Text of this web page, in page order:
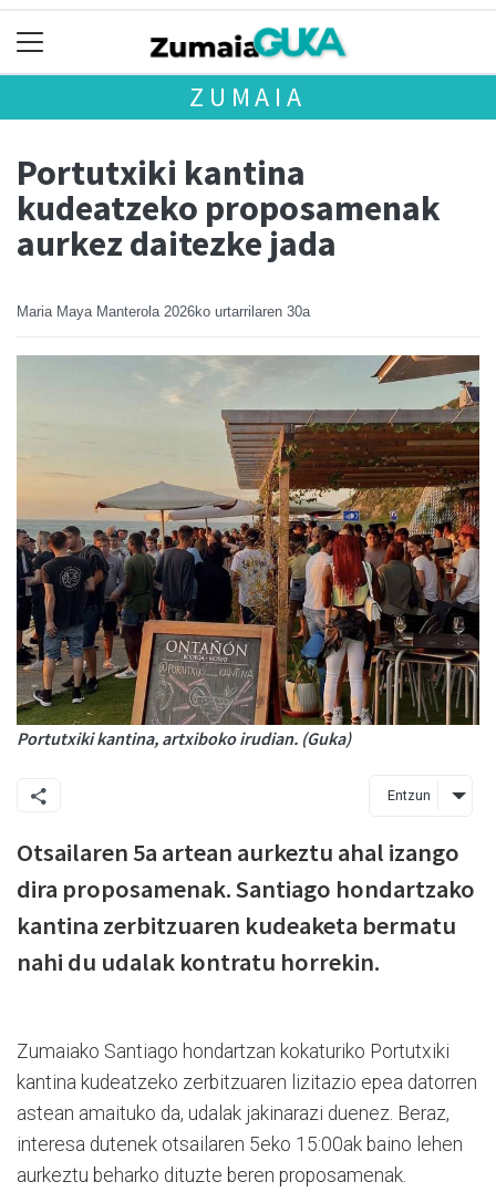
ZUMAIA
Portutxiki kantina
kudeatzeko proposamenak
aurkez daitezke jada
Maria Maya Manterola 2026ko urtarrilaren 30a
Portutxiki kantina, artxiboko irudian. (Guka)
Entzun
Otsailaren 5a artean aurkeztu ahal izango
dira proposamenak. Santiago hondartzako
kantina zerbitzuaren kudeaketa bermatu
nahi du udalak kontratu horrekin.
Zumaiako Santiago hondartzan kokaturiko Portutxiki
kantina kudeatzeko zerbitzuaren lizitazio epea datorren
astean amaituko da, udalak jakinarazi duenez. Beraz,
interesa dutenek otsailaren 5eko 15:00ak baino lehen
aurkeztu beharko dituzte beren proposamenak.